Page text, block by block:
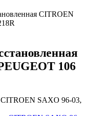
CITROEN
106
CITROEN SAXO 96-03,